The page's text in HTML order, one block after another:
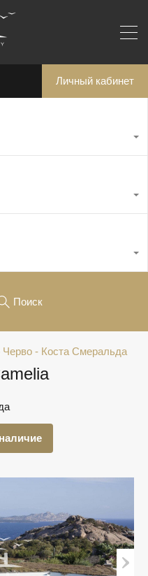
Личный кабинет
Поиск
Черво - Коста Смеральда